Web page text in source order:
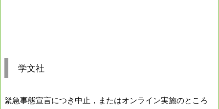
学文社
緊急事態宣言につき中止，またはオンライン実施のところ